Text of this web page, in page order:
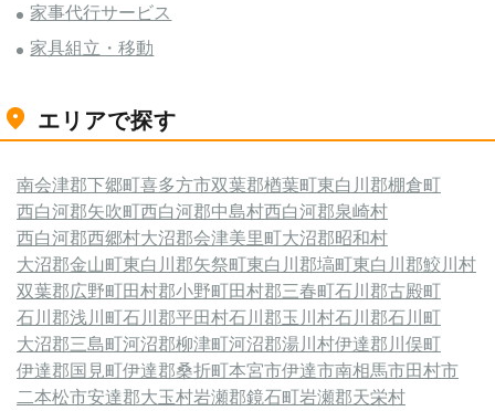
家事代行サービス
家具組立・移動
エリアで探す
南会津郡下郷町喜多方市双葉郡楢葉町東白川郡棚倉町
西白河郡矢吹町西白河郡中島村西白河郡泉崎村
西白河郡西郷村大沼郡会津美里町大沼郡昭和村
大沼郡金山町東白川郡矢祭町東白川郡塙町東白川郡鮫川村
双葉郡広野町田村郡小野町田村郡三春町石川郡古殿町
石川郡浅川町石川郡平田村石川郡玉川村石川郡石川町
大沼郡三島町河沼郡柳津町河沼郡湯川村伊達郡川俣町
伊達郡国見町伊達郡桑折町本宮市伊達市南相馬市田村市
二本松市安達郡大玉村岩瀬郡鏡石町岩瀬郡天栄村